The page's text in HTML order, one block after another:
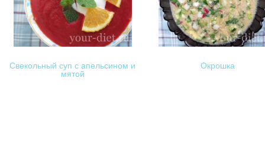
Свекольный суп с апельсином и
мятой
Окрошка